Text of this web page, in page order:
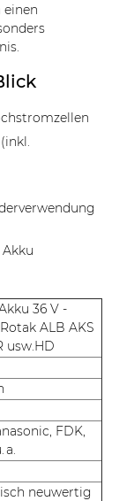
36 V -
ALB AKS
usw.HD
FDK,
a.
neuwertig